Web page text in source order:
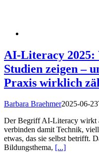
AI-Literacy 2025:
Studien zeigen –
Praxis wirklich
Barbara Braehmer2025-06-
Der Begriff AI-Literacy wirkt
verbinden damit Technik,
etwas, das sie selbst betrifft.
Bildungsthema, [...]